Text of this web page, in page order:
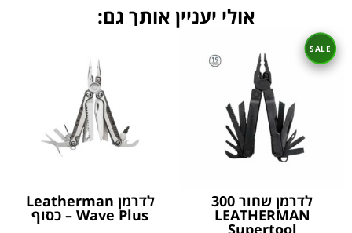
אולי יעניין אותך גם:
לדרמן שחור 300
LEATHERMAN
Supertool
לדרמן Leatherman
Wave Plus – כסוף